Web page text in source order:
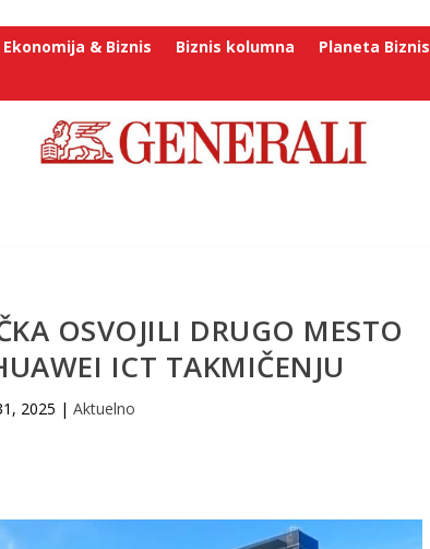
Ekonomija & Biznis Biznis kolumna Planeta Biznis
OSVOJILI DRUGO MESTO
ICT TAKMIČENJU
2025 |Aktuelno